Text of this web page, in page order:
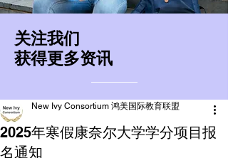
​关注我们
获得更多资讯
2025年寒假康奈尔大学学分项目报
名通知
New Ivy Consortium 鸿美国际教育联盟